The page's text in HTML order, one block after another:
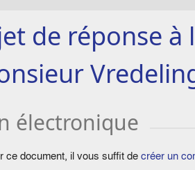
de réponse
électronique
ce document, il vous suffit decréer un